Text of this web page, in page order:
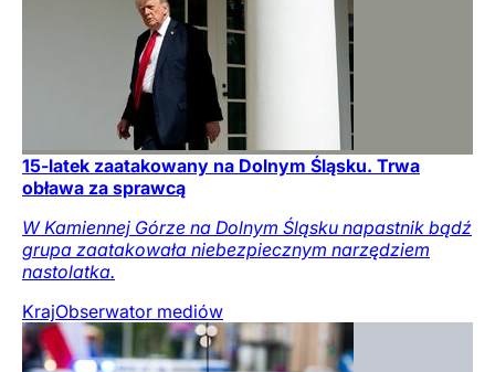
15-latek zaatakowany na Dolnym Śląsku. Trwa
obława za sprawcą
W Kamiennej Górze na Dolnym Śląsku napastnik bądź
grupa zaatakowała niebezpiecznym narzędziem
nastolatka.
KrajObserwator mediów